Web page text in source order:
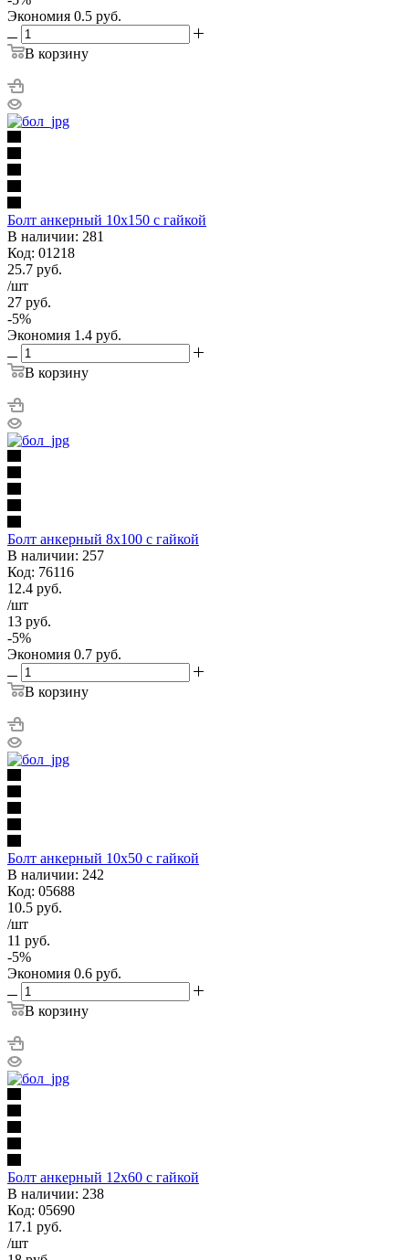
Экономия 0.5 руб.
В корзину
Болт анкерный 10х150 с гайкой
В наличии: 281
Код: 01218
25.7 руб.
/шт
27 руб.
-5%
Экономия 1.4 руб.
В корзину
Болт анкерный 8х100 с гайкой
В наличии: 257
Код: 76116
12.4 руб.
/шт
13 руб.
-5%
Экономия 0.7 руб.
В корзину
Болт анкерный 10х50 с гайкой
В наличии: 242
Код: 05688
10.5 руб.
/шт
11 руб.
-5%
Экономия 0.6 руб.
В корзину
Болт анкерный 12х60 с гайкой
В наличии: 238
Код: 05690
17.1 руб.
/шт